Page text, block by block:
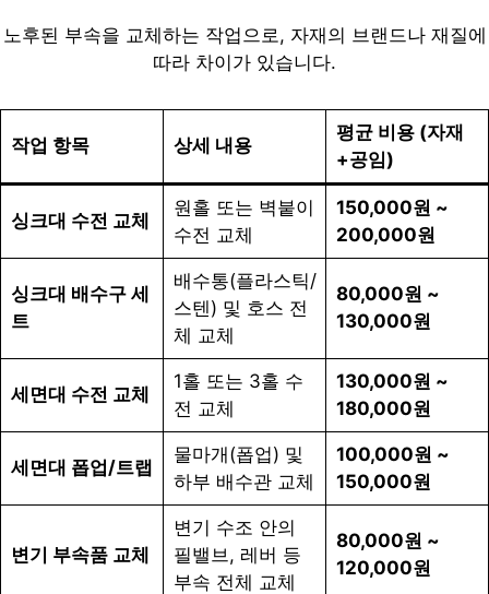
노후된 부속을 교체하는 작업으로, 자재의 브랜드나 재질에
따라 차이가 있습니다.
작업 항목 상세 내용
평균 비용 (자재
+공임)
싱크대 수전 교체
원홀 또는 벽붙이
수전 교체
150,000원 ~
200,000원
싱크대 배수구 세
트
배수통(플라스틱/
스텐) 및 호스 전
체 교체
80,000원 ~
130,000원
세면대 수전 교체
1홀 또는 3홀 수
전 교체
130,000원 ~
180,000원
세면대 폽업/트랩
물마개(폽업) 및
하부 배수관 교체
100,000원 ~
150,000원
변기 부속품 교체
변기 수조 안의
필밸브, 레버 등
부속 전체 교체
80,000원 ~
120,000원